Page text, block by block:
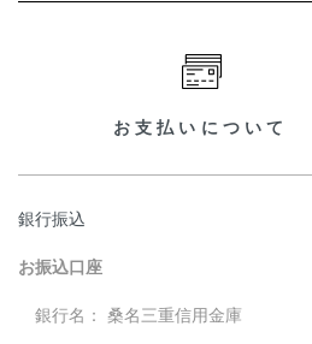
お支払いについて
銀行振込
お振込口座
銀行名： 桑名三重信用金庫